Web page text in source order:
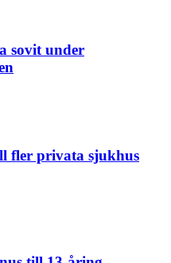
sovit under
fler privata sjukhus